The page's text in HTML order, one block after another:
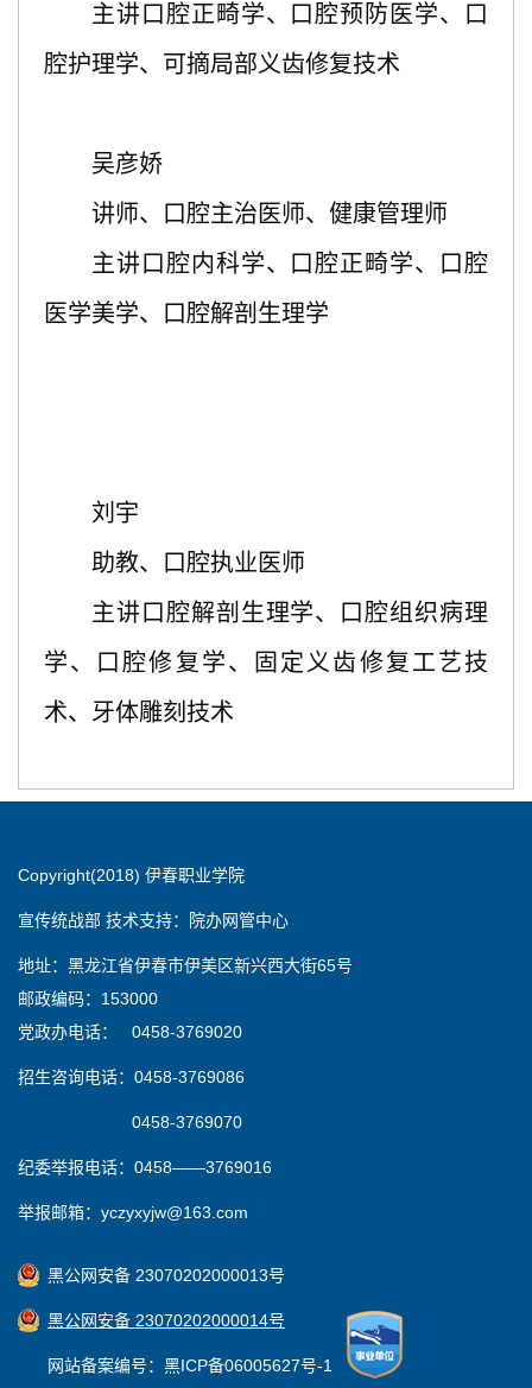
主讲口腔正畸学、口腔预防医学、口
腔护理学、可摘局部义齿修复技术
吴彦娇
讲师、口腔主治医师、健康管理师
主讲口腔内科学、口腔正畸学、口腔
医学美学、口腔解剖生理学
刘宇
助教、口腔执业医师
主讲口腔解剖生理学、口腔组织病理
学、口腔修复学、固定义齿修复工艺技
术、牙体雕刻技术
Copyright(2018) 伊春职业学院
宣传统战部 技术支持：院办网管中心
地址：黑龙江省伊春市伊美区新兴西大街65号
邮政编码：153000
党政办电话： 0458-3769020
招生咨询电话：0458-3769086
0458-3769070
纪委举报电话：0458——3769016
举报邮箱：yczyxyjw@163.com
黑公网安备 23070202000013号
黑公网安备 23070202000014号
网站备案编号：黑ICP备06005627号-1